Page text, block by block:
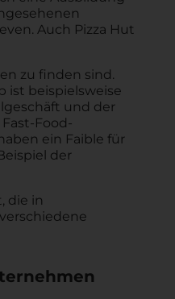
Auch Pizza Hut
zu finden sind.
ist beispielsweise
und der
Food-
ein Faible für
der
die in